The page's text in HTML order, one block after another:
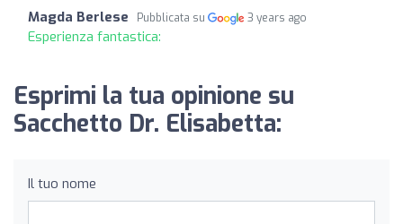
Magda Berlese Pubblicata su 3 years ago
Esperienza fantastica:
Esprimi la tua opinione su
Sacchetto Dr. Elisabetta:
Il tuo nome